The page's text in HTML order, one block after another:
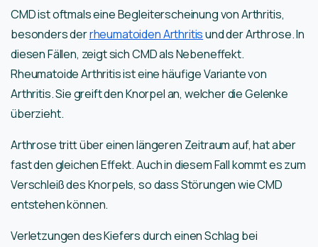
CMD ist oftmals eine Begleiterscheinung von Arthritis,
besonders derrheumatoiden Arthritisund der Arthrose. In
diesen Fällen, zeigt sich CMD als Nebeneffekt.
Rheumatoide Arthritis ist eine häufige Variante von
Arthritis. Sie greift den Knorpel an, welcher die Gelenke
überzieht.
Arthrose tritt über einen längeren Zeitraum auf, hat aber
fast den gleichen Effekt. Auch in diesem Fall kommt es zum
Verschleiß des Knorpels, so dass Störungen wie CMD
entstehen können.
Verletzungen des Kiefers durch einen Schlag bei